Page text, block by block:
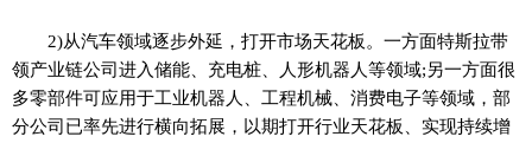
2)从汽车领域逐步外延，打开市场天花板。一方面特斯拉带
领产业链公司进入储能、充电桩、人形机器人等领域;另一方面很
多零部件可应用于工业机器人、工程机械、消费电子等领域，部
分公司已率先进行横向拓展，以期打开行业天花板、实现持续增